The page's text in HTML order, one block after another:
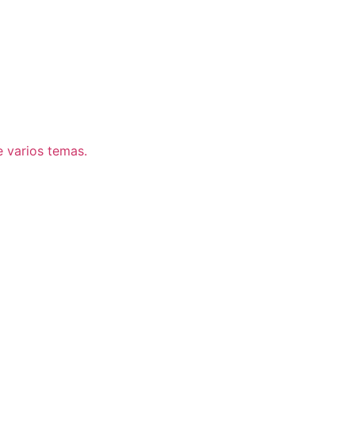
varios temas.